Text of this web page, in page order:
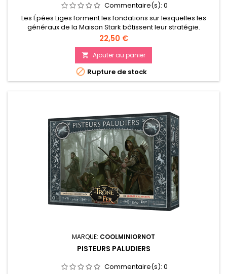
Commentaire(s): 0
Les Épées Liges forment les fondations sur lesquelles les
généraux de la Maison Stark bâtissent leur stratégie.
Prix
22,50 €
 Ajouter au panier
 Rupture de stock
MARQUE: COOLMINIORNOT
PISTEURS PALUDIERS
Commentaire(s): 0